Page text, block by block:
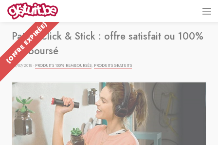
{OFFRE EXPIRÉE}
Pattex Click & Stick : offre satisfait ou 100%
remboursé
27/07/2018 · PRODUITS 100% REMBOURSÉS, PRODUITS GRATUITS